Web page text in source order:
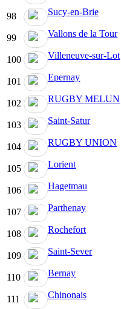
98 Sucy-en-Brie
99 Vallons de la Tour
100 Villeneuve-sur-Lot
101 Epernay
102 RUGBY MELUN
103 Saint-Satur
104 RUGBY UNION
105 Lorient
106 Hagetmau
107 Parthenay
108 Rochefort
109 Saint-Sever
110 Bernay
111 Chinonais